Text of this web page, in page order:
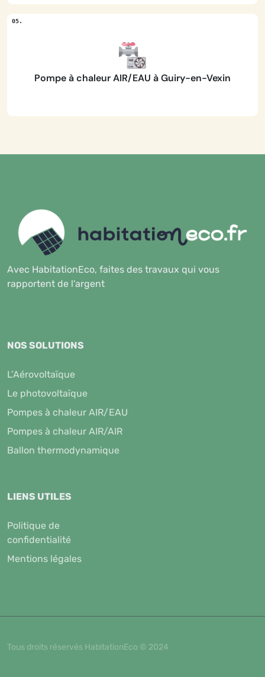
Pompe à chaleur AIR/EAU à Guiry-en-Vexin
Avec HabitationEco, faites des travaux qui vous
rapportent de l'argent
NOS SOLUTIONS
L’Aérovoltaïque
Le photovoltaïque
Pompes à chaleur AIR/EAU
Pompes à chaleur AIR/AIR
Ballon thermodynamique
LIENS UTILES
Politique de
confidentialité
Mentions légales
Tous droits réservés HabitationEco © 2024